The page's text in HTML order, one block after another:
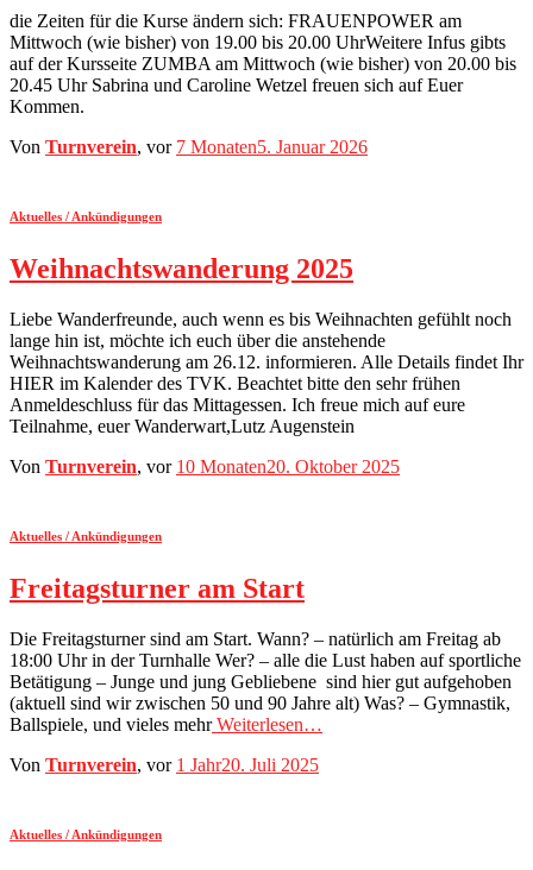
die Zeiten für die Kurse ändern sich: FRAUENPOWER am
Mittwoch (wie bisher) von 19.00 bis 20.00 UhrWeitere Infus gibts
auf der Kursseite ZUMBA am Mittwoch (wie bisher) von 20.00 bis
20.45 Uhr Sabrina und Caroline Wetzel freuen sich auf Euer
Kommen.
Von Turnverein, vor 7 Monaten5. Januar 2026
Aktuelles / Ankündigungen
Weihnachtswanderung 2025
Liebe Wanderfreunde, auch wenn es bis Weihnachten gefühlt noch
lange hin ist, möchte ich euch über die anstehende
Weihnachtswanderung am 26.12. informieren. Alle Details findet Ihr
HIER im Kalender des TVK. Beachtet bitte den sehr frühen
Anmeldeschluss für das Mittagessen. Ich freue mich auf eure
Teilnahme, euer Wanderwart,Lutz Augenstein
Von Turnverein, vor 10 Monaten20. Oktober 2025
Aktuelles / Ankündigungen
Freitagsturner am Start
Die Freitagsturner sind am Start. Wann? – natürlich am Freitag ab
18:00 Uhr in der Turnhalle Wer? – alle die Lust haben auf sportliche
Betätigung – Junge und jung Gebliebene sind hier gut aufgehoben
(aktuell sind wir zwischen 50 und 90 Jahre alt) Was? – Gymnastik,
Ballspiele, und vieles mehrWeiterlesen…
Von Turnverein, vor 1 Jahr20. Juli 2025
Aktuelles / Ankündigungen